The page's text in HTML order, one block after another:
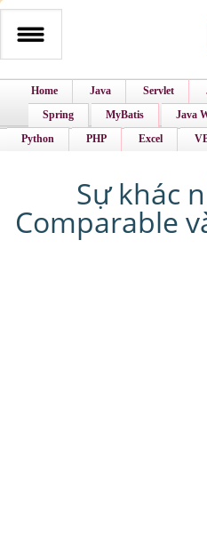
Home Java Servlet
Spring
MyBatis Java
Python
PHP Excel
Sự khác
Comparable